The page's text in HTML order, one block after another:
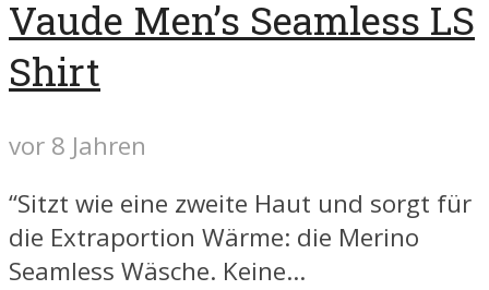
Vaude Men’s Seamless LS
Shirt
vor 8 Jahren
“Sitzt wie eine zweite Haut und sorgt für
die Extraportion Wärme: die Merino
Seamless Wäsche. Keine...